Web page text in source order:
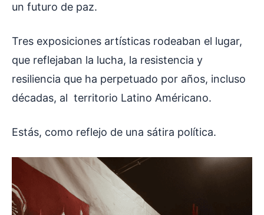
un futuro de paz.
Tres exposiciones artísticas rodeaban el lugar,
que reflejaban la lucha, la resistencia y
resiliencia que ha perpetuado por años, incluso
décadas, al territorio Latino Américano.
Estás, como reflejo de una sátira política.